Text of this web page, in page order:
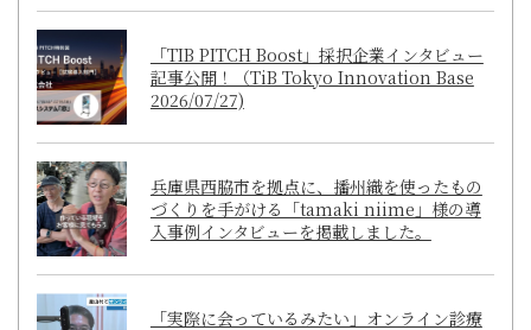
「TIB PITCH Boost」採択企業インタビュー
記事公開！（TiB Tokyo Innovation Base
2026/07/27)
兵庫県西脇市を拠点に、播州織を使ったもの
づくりを手がける「tamaki niime」様の導
入事例インタビューを掲載しました。
「実際に会っているみたい」オンライン診療